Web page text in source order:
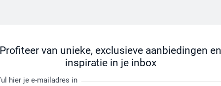
Profiteer van unieke, exclusieve aanbiedingen en
inspiratie in je inbox
hier je e-mailadres in